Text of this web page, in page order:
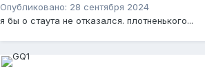
Опубликовано: 28 сентября 2024
я бы о стаута не отказался. плотненького...